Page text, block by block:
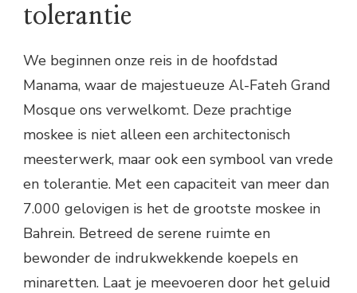
tolerantie
We beginnen onze reis in de hoofdstad
Manama, waar de majestueuze Al-Fateh Grand
Mosque ons verwelkomt. Deze prachtige
moskee is niet alleen een architectonisch
meesterwerk, maar ook een symbool van vrede
en tolerantie. Met een capaciteit van meer dan
7.000 gelovigen is het de grootste moskee in
Bahrein. Betreed de serene ruimte en
bewonder de indrukwekkende koepels en
minaretten. Laat je meevoeren door het geluid